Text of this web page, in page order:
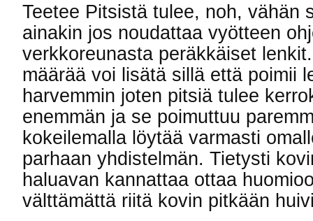
Teetee Pitsistä tulee, noh, vähän
ainakin jos noudattaa vyötteen
verkkoreunasta peräkkäiset
määrää voi lisätä sillä että poimii
harvemmin joten pitsiä tulee
enemmän ja se poimuttuu
kokeilemalla löytää varmasti
parhaan yhdistelmän. Tietysti
haluavan kannattaa ottaa
välttämättä riitä kovin pitkään